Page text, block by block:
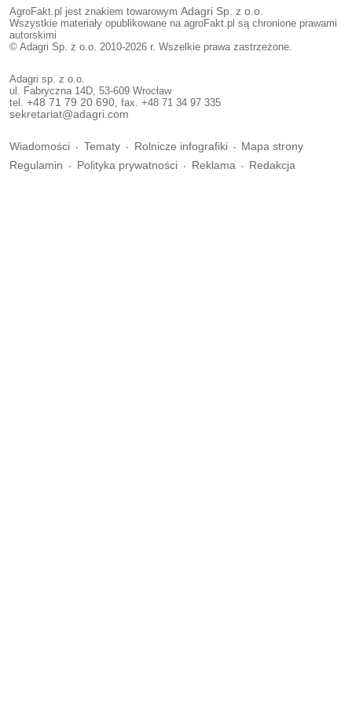
AgroFakt.pl jest znakiem towarowym Adagri Sp. z o.o.
Wszystkie materiały opublikowane na agroFakt.pl są chronione prawami
autorskimi
© Adagri Sp. z o.o. 2010-2026 r. Wszelkie prawa zastrzeżone.
Adagri sp. z o.o.
ul. Fabryczna 14D, 53-609 Wrocław
tel. +48 71 79 20 690 , fax. +48 71 34 97 335
sekretariat@adagri.com
Wiadomości Tematy Rolnicze infografiki
Mapa strony
Regulamin
Polityka prywatności Reklama Redakcja